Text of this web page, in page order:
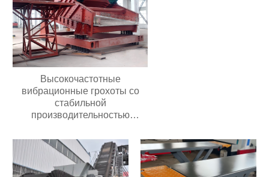
Высокочастотные
вибрационные грохоты со
стабильной
производительностью
добычи полезных
ископаемыхВысокочастотные
вибрационные грохоты со
стабильной